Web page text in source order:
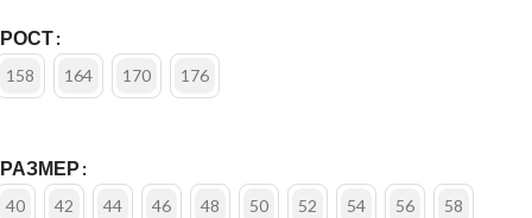
РОСТ
158 164 170 176
РАЗМЕР
40 42 44 46 48 50 52 54 56 58